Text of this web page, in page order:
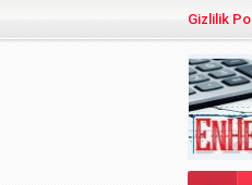
Gizlilik